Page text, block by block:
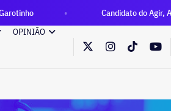
Candidato do Agir, Alex
OPINIÃO